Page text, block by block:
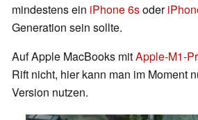
mindestens ein iPhone 6soder
Generation sein sollte.
Auf Apple MacBooks mitApple-M1-
Rift nicht, hier kann man im Moment
Version nutzen.